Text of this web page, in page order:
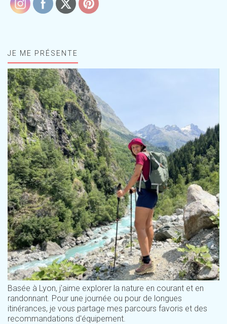
JE ME PRÉSENTE
Basée à Lyon, j'aime explorer la nature en courant et en
randonnant. Pour une journée ou pour de longues
itinérances, je vous partage mes parcours favoris et des
recommandations d'équipement.